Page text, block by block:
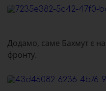
Додамо, саме Бахмут є
фронту.